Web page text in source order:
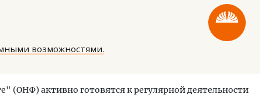
возможностями.
(ОНФ) активно готовятся к регулярной деятельности
номера и вид на горы.
трендах в фасадах и